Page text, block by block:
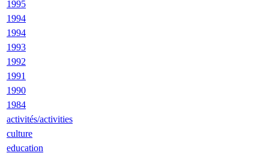
1995
1994
1994
1993
1992
1991
1990
1984
activités/activities
culture
education